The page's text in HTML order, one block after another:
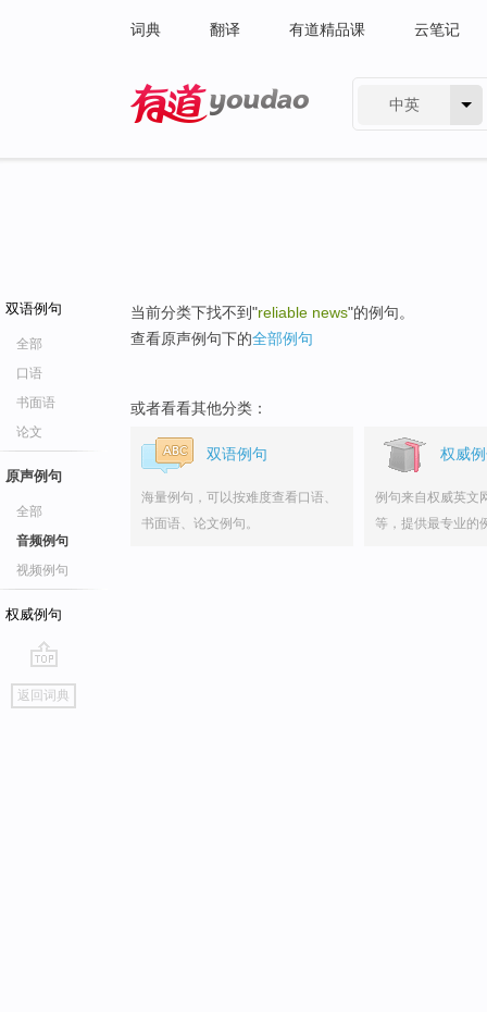
词典 翻译 有道精品课 云笔记
中英
双语例句
全部
口语
书面语
论文
原声例句
全部
音频例句
视频例句
权威例句
go
top
返回词典
当前分类下找不到"reliable news"的例句。
查看原声例句下的全部例句
或者看看其他分类：
双语例句
海量例句，可以按难度查看口语、
书面语、论文例句。
权威
例句来自权威英文
等，提供最专业的